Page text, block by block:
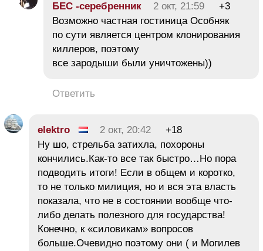
БЕC -серебренник 2 окт, 21:59
+3
Возможно частная гостиница Особняк
по сути является центром клонирования
киллеров, поэтому
все зародыши были уничтожены))
Ответить
elektro 2 окт, 20:42
+18
Ну шо, стрельба затихла, похороны
кончились.Как-то все так быстро…Но пора
подводить итоги! Если в общем и коротко,
то не только милиция, но и вся эта власть
показала, что не в состоянии вообще что-
либо делать полезного для государства!
Конечно, к «силовикам» вопросов
больше.Очевидно поэтому они ( и Могилев